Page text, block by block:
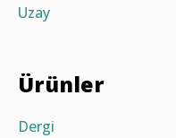
Uzay
Ürünler
Dergi